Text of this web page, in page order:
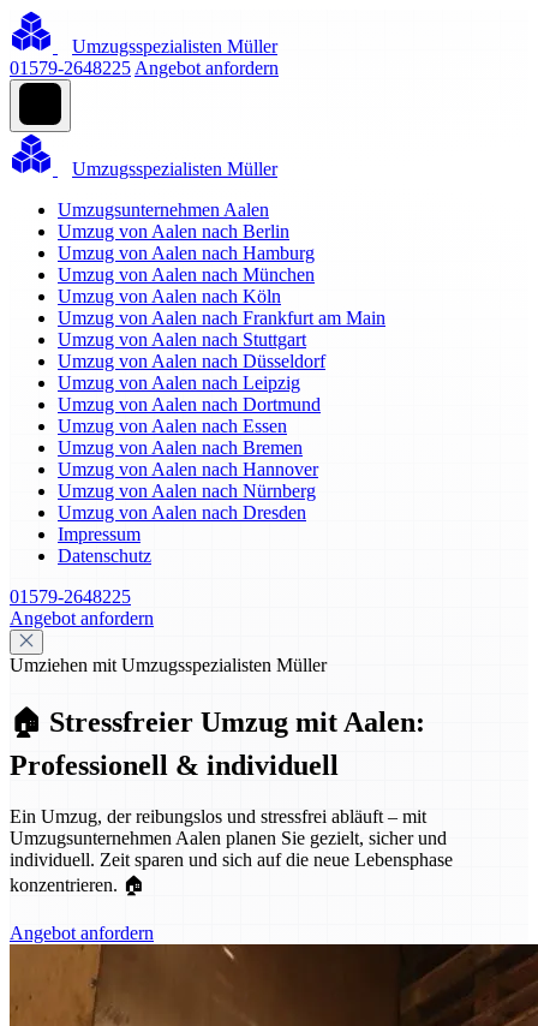
Umzugsspezialisten Müller
01579-2648225 Angebot anfordern
Umzugsspezialisten Müller
Umzugsunternehmen Aalen
Umzug von Aalen nach Berlin
Umzug von Aalen nach Hamburg
Umzug von Aalen nach München
Umzug von Aalen nach Köln
Umzug von Aalen nach Frankfurt am Main
Umzug von Aalen nach Stuttgart
Umzug von Aalen nach Düsseldorf
Umzug von Aalen nach Leipzig
Umzug von Aalen nach Dortmund
Umzug von Aalen nach Essen
Umzug von Aalen nach Bremen
Umzug von Aalen nach Hannover
Umzug von Aalen nach Nürnberg
Umzug von Aalen nach Dresden
Impressum
Datenschutz
01579-2648225
Angebot anfordern
Umziehen mit Umzugsspezialisten Müller
🏠 Stressfreier Umzug mit Aalen:
Professionell & individuell
Ein Umzug, der reibungslos und stressfrei abläuft – mit
Umzugsunternehmen Aalen planen Sie gezielt, sicher und
individuell. Zeit sparen und sich auf die neue Lebensphase
konzentrieren. 🏠
Angebot anfordern